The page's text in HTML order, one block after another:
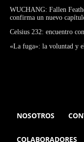
WUCHANG: Fallen
confirma un nuevo
Celsius 232: encuentro
«La fuga»: la voluntad y
NOSOTROS
COLABORADORES